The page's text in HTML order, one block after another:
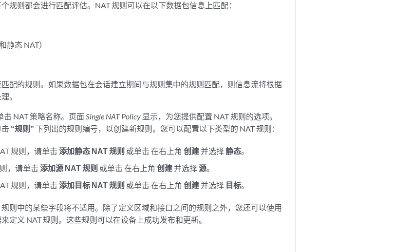
规则都会进行匹配评估。NAT 规则可以在以下数据包信息上匹配：
静态 NAT）
配的规则。如果数据包在会话建立期间与规则集中的规则匹配，则信息流将根据
。
击 NAT 策略名称。页面 Single NAT Policy 显示，为您提供配置 NAT 规则的选项。
“规则” 下列出的规则编号，以创建新规则。您可以配置以下类型的 NAT 规则：
规则，请单击添加静态 NAT 规则 或单击 在右上角创建并选择静态。
，请单击添加源 NAT 规则 或单击 在右上角创建并选择源。
规则，请单击添加目标 NAT 规则 或单击 在右上角创建并选择 目标。
则中的某些字段将不适用。除了定义区域和接口之间的规则之外，您还可以使用
定义 NAT 规则。这些规则可以在设备上成功发布和更新。